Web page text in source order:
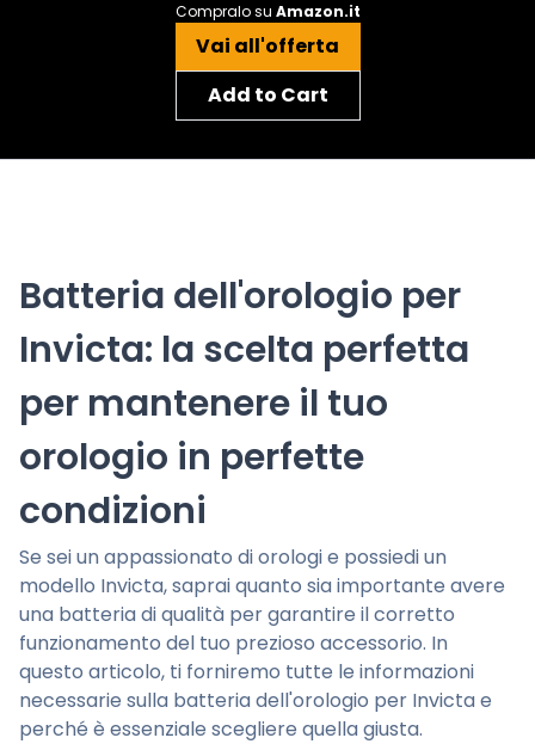
Compralo su Amazon.it
Vai all'offerta
Add to Cart
Batteria dell'orologio per
Invicta: la scelta perfetta
per mantenere il tuo
orologio in perfette
condizioni
Se sei un appassionato di orologi e possiedi un
modello Invicta, saprai quanto sia importante avere
una batteria di qualità per garantire il corretto
funzionamento del tuo prezioso accessorio. In
questo articolo, ti forniremo tutte le informazioni
necessarie sulla batteria dell'orologio per Invicta e
perché è essenziale scegliere quella giusta.